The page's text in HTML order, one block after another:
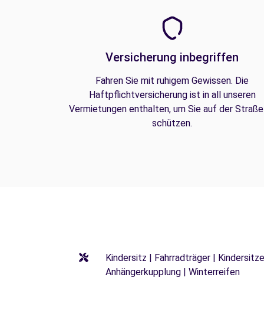
Versicherung inbegriffen
Fahren Sie mit ruhigem Gewissen. Die
Haftpflichtversicherung ist in all unseren
Vermietungen enthalten, um Sie auf der
schützen.
Kindersitz | Fahrradträger |
Anhängerkupplung | Winterreifen